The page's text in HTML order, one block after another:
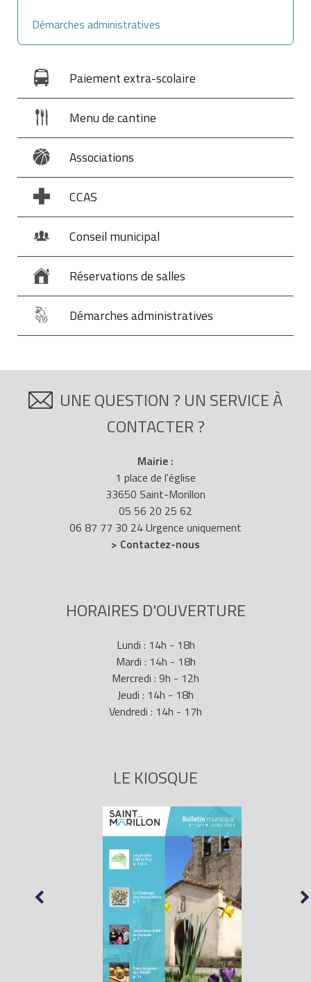
Démarches administratives
Paiement extra-scolaire
Menu de cantine
Associations
CCAS
Conseil municipal
Réservations de salles
Démarches administratives
UNE QUESTION ? UN SERVICE À
CONTACTER ?
Mairie :
1 place de l'église
33650 Saint-Morillon
05 56 20 25 62
06 87 77 30 24 Urgence uniquement
> Contactez-nous
HORAIRES D'OUVERTURE
Lundi : 14h - 18h
Mardi : 14h - 18h
Mercredi : 9h - 12h
Jeudi : 14h - 18h
Vendredi : 14h - 17h
LE KIOSQUE